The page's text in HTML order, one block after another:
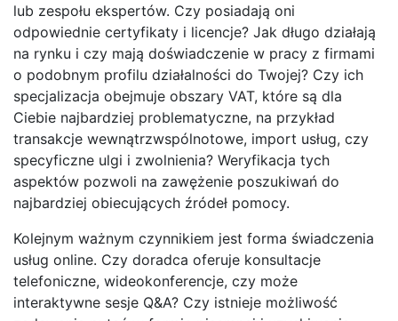
lub zespołu ekspertów. Czy posiadają oni
odpowiednie certyfikaty i licencje? Jak długo działają
na rynku i czy mają doświadczenie w pracy z firmami
o podobnym profilu działalności do Twojej? Czy ich
specjalizacja obejmuje obszary VAT, które są dla
Ciebie najbardziej problematyczne, na przykład
transakcje wewnątrzwspólnotowe, import usług, czy
specyficzne ulgi i zwolnienia? Weryfikacja tych
aspektów pozwoli na zawężenie poszukiwań do
najbardziej obiecujących źródeł pomocy.
Kolejnym ważnym czynnikiem jest forma świadczenia
usług online. Czy doradca oferuje konsultacje
telefoniczne, wideokonferencje, czy może
interaktywne sesje Q&A? Czy istnieje możliwość